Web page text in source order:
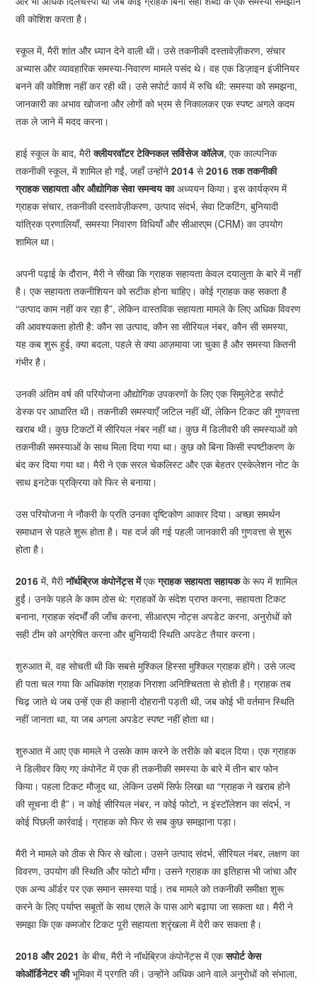
की कोशिश करता है।
स्कूल में, मैरी शांत और ध्यान देने वाली थी। उसे तकनीकी दस्तावेज़ीकरण, संचार
अभ्यास और व्यावहारिक समस्या-निवारण मामले पसंद थे। वह एक डिज़ाइन इंजीनियर
बनने की कोशिश नहीं कर रही थी। उसे सपोर्ट कार्य में रुचि थी: समस्या को समझना,
जानकारी का अभाव खोजना और लोगों को भ्रम से निकालकर एक स्पष्ट अगले कदम
तक ले जाने में मदद करना।
हाई स्कूल के बाद, मैरीक्लीयरवॉटर टेक्निकल सर्विसेज कॉलेज, एक काल्पनिक
तकनीकी स्कूल, में शामिल हो गईं, जहाँ उन्होंने2014 से2016 तक तकनीकी
ग्राहक सहायता और औद्योगिक सेवा समन्वय काअध्ययन किया। इस कार्यक्रम में
ग्राहक संचार, तकनीकी दस्तावेज़ीकरण, उत्पाद संदर्भ, सेवा टिकटिंग, बुनियादी
यांत्रिक प्रणालियाँ, समस्या निवारण विधियाँ और सीआरएम (CRM) का उपयोग
शामिल था।
अपनी पढ़ाई के दौरान, मैरी ने सीखा कि ग्राहक सहायता केवल दयालुता के बारे में नहीं
है। एक सहायता तकनीशियन को सटीक होना चाहिए। कोई ग्राहक कह सकता है
“उत्पाद काम नहीं कर रहा है”, लेकिन वास्तविक सहायता मामले के लिए अधिक विवरण
की आवश्यकता होती है: कौन सा उत्पाद, कौन सा सीरियल नंबर, कौन सी समस्या,
यह कब शुरू हुई, क्या बदला, पहले से क्या आज़माया जा चुका है और समस्या कितनी
गंभीर है।
उनकी अंतिम वर्ष की परियोजना औद्योगिक उपकरणों के लिए एक सिमुलेटेड सपोर्ट
डेस्क पर आधारित थी। तकनीकी समस्याएँ जटिल नहीं थीं, लेकिन टिकट की गुणवत्ता
खराब थी। कुछ टिकटों में सीरियल नंबर नहीं था। कुछ में डिलीवरी की समस्याओं को
तकनीकी समस्याओं के साथ मिला दिया गया था। कुछ को बिना किसी स्पष्टीकरण के
बंद कर दिया गया था। मैरी ने एक सरल चेकलिस्ट और एक बेहतर एस्केलेशन नोट के
साथ इनटेक प्रक्रिया को फिर से बनाया।
उस परियोजना ने नौकरी के प्रति उनका दृष्टिकोण आकार दिया। अच्छा समर्थन
समाधान से पहले शुरू होता है। यह दर्ज की गई पहली जानकारी की गुणवत्ता से शुरू
होता है।
2016 में, मैरीनॉर्थब्रिज कंपोनेंट्स मेंएकग्राहक सहायता सहायकके रूप में शामिल
हुईं। उनके पहले के काम ठोस थे: ग्राहकों के संदेश प्राप्त करना, सहायता टिकट
बनाना, ग्राहक संदर्भों की जाँच करना, सीआरएम नोट्स अपडेट करना, अनुरोधों को
सही टीम को अग्रेषित करना और बुनियादी स्थिति अपडेट तैयार करना।
शुरुआत में, वह सोचती थी कि सबसे मुश्किल हिस्सा मुश्किल ग्राहक होंगे। उसे जल्द
ही पता चल गया कि अधिकांश ग्राहक निराशा अनिश्चितता से होती है। ग्राहक तब
चिढ़ जाते थे जब उन्हें एक ही कहानी दोहरानी पड़ती थी, जब कोई भी वर्तमान स्थिति
नहीं जानता था, या जब अगला अपडेट स्पष्ट नहीं होता था।
शुरुआत में आए एक मामले ने उसके काम करने के तरीके को बदल दिया। एक ग्राहक
ने डिलीवर किए गए कंपोनेंट में एक ही तकनीकी समस्या के बारे में तीन बार फोन
किया। पहला टिकट मौजूद था, लेकिन उसमें सिर्फ लिखा था “ग्राहक ने खराब होने
की सूचना दी है”। न कोई सीरियल नंबर, न कोई फोटो, न इंस्टॉलेशन का संदर्भ, न
कोई पिछली कार्रवाई। ग्राहक को फिर से सब कुछ समझाना पड़ा।
मैरी ने मामले को ठीक से फिर से खोला। उसने उत्पाद संदर्भ, सीरियल नंबर, लक्षण का
विवरण, उपयोग की स्थिति और फोटो माँगा। उसने ग्राहक का इतिहास भी जांचा और
एक अन्य ऑर्डर पर एक समान समस्या पाई। तब मामले को तकनीकी समीक्षा शुरू
करने के लिए पर्याप्त सबूतों के साथ एशले के पास आगे बढ़ाया जा सकता था। मैरी ने
समझा कि एक कमजोर टिकट पूरी सहायता श्रृंखला में देरी कर सकता है।
2018 और 2021 के बीच, मैरी ने नॉर्थब्रिज कंपोनेंट्स में एकसपोर्ट केस
कोऑर्डिनेटर कीभूमिका में प्रगति की। उन्होंने अधिक आने वाले अनुरोधों को संभाला,